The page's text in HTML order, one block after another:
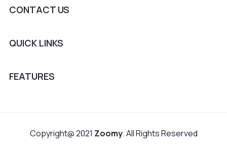
CONTACT US
QUICK LINKS
FEATURES
Copyright@ 2021 Zoomy. All Rights Reserved